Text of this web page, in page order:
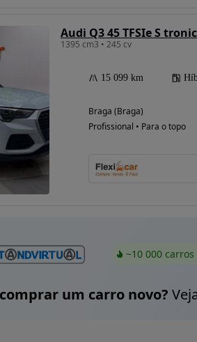
Audi Q3 45 TFSIe S tronic
1395 cm3 • 245 cv
15 099 km
Braga (Braga)
Profissional • Para o topo
~10 000
um carro novo?